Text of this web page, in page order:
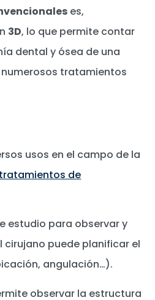
es,
3D, lo que permite contar
dental y ósea de una
tratamientos
usos en el campo de la
tratamientos de
estudio para observar y
cirujano puede planificar el
angulación…).
observar la estructura